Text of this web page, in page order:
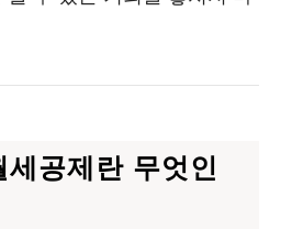
세공제란 무엇인